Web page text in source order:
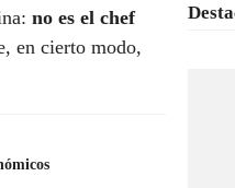
no es el chef
en cierto modo,